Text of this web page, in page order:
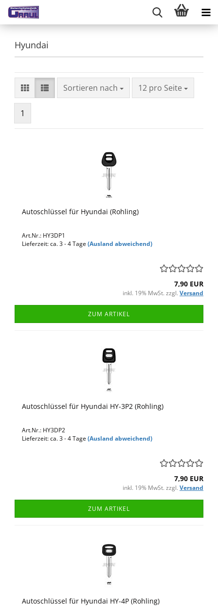
Hyundai
Sortieren nach
Sortieren nach 12 pro Seite
pro Seite
1
Autoschlüssel für Hyundai (Rohling)
Art.Nr.: HY3DP1
Lieferzeit: ca. 3 - 4 Tage (Ausland abweichend)
7,90 EUR
inkl. 19% MwSt. zzgl. Versand
ZUM ARTIKEL
Autoschlüssel für Hyundai HY-3P2 (Rohling)
Art.Nr.: HY3DP2
Lieferzeit: ca. 3 - 4 Tage (Ausland abweichend)
7,90 EUR
inkl. 19% MwSt. zzgl. Versand
ZUM ARTIKEL
Autoschlüssel für Hyundai HY-4P (Rohling)